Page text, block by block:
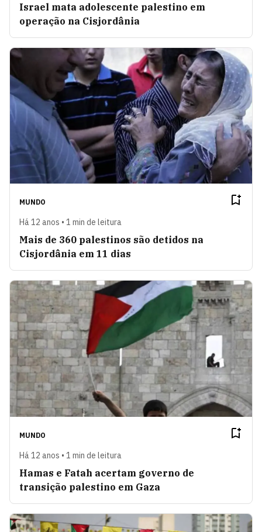
Israel mata adolescente palestino em
operação na Cisjordânia
MUNDO
Há 12 anos • 1 min de leitura
Mais de 360 palestinos são detidos na
Cisjordânia em 11 dias
MUNDO
Há 12 anos • 1 min de leitura
Hamas e Fatah acertam governo de
transição palestino em Gaza